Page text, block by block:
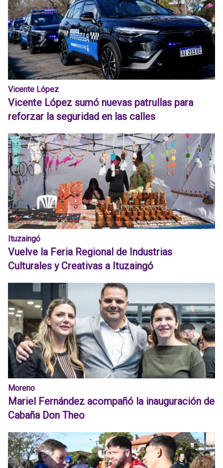
Vicente López
Vicente López sumó nuevas patrullas para
reforzar la seguridad en las calles
Ituzaingó
Vuelve la Feria Regional de Industrias
Culturales y Creativas a Ituzaingó
Moreno
Mariel Fernández acompañó la inauguración de
Cabaña Don Theo